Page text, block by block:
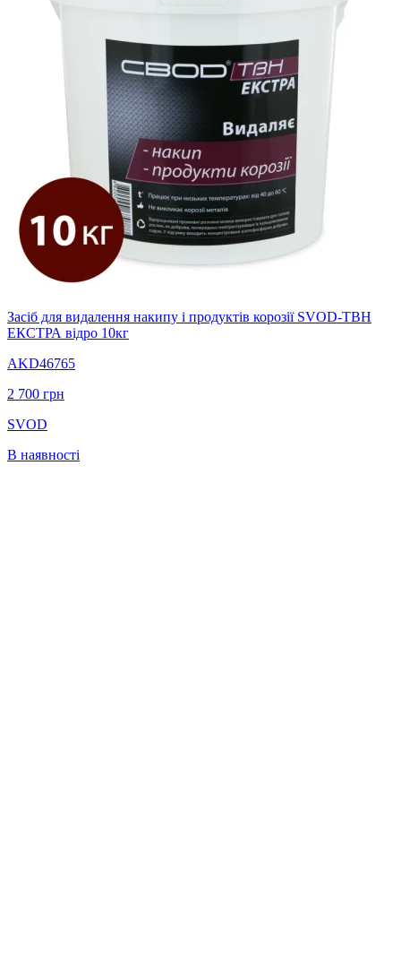
Засіб для видалення накипу і продуктів корозії SVOD-ТВН
ЕКСТРА відро 10кг
AKD46765
2 700 грн
SVOD
В наявності